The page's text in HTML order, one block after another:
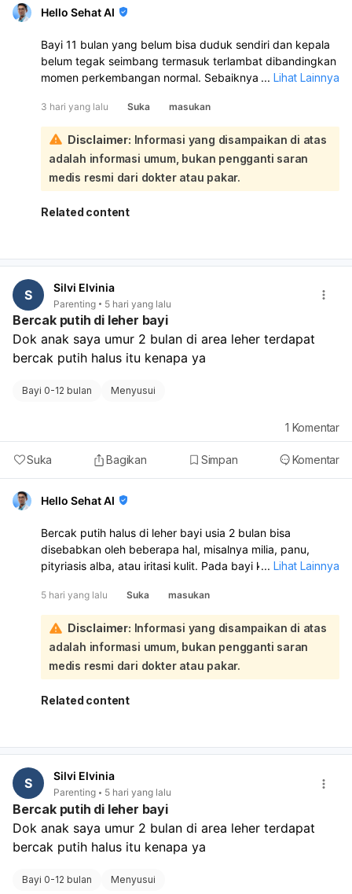
Hello Sehat AI
Bayi 11 bulan yang belum bisa duduk sendiri dan kepala
belum tegak seimbang termasuk terlambat dibandingkan
momen perkembangan normal. Sebaiknya tetap dipantau
tumbuh kembang, apalagi kalau kepala sering jatuh ke
belakang saat digendong.:
Pada usia 11 bulan, umumnya bayi sudah bisa duduk
tanpa bantuan, berganti posisi, dan mulai berdiri dengan
pegangan. Kalau baru belajar tripod saja, itu masih perlu
perhatian. Setiap anak memang beda, tapi kalau ada
keterlambatan motorik seperti ini jangan ditunda untuk
time, latih duduk dengan bantuan, ajak meraih mainan,
dipaksa, tapi juga jangan hanya menunggu. Kalau ada
riwayat bayi tampak lemas, sulit menegakkan kepala,
atau perkembangan lain juga terlambat, lebih baik kontrol
ke dokter spesialis anak, dan bila perlu ke tumbuh
kembang atau neurologi anak.
... Lihat Lainnya
3 hari yang lalu Suka masukan
Disclaimer: Informasi yang disampaikan di atas
adalah informasi umum, bukan pengganti saran
medis resmi dari dokter atau pakar.
Related content
S Silvi Elvinia
Parenting 5 hari yang lalu
Bercak putih di leher bayi
Dok anak saya umur 2 bulan di area leher terdapat
bercak putih halus itu kenapa ya
Bayi 0-12 bulan Menyusui
Suka Bagikan Simpan Komentar
1 Komentar
Hello Sehat AI
Bercak putih halus di leher bayi usia 2 bulan bisa
disebabkan oleh beberapa hal, misalnya milia, panu,
pityriasis alba, atau iritasi kulit. Pada bayi kecil, sering
di lipatan leher. Sebaiknya periksa ke dokter anak atau
dokter kulit untuk memastikan penyebabnya:
Sementara ini, jaga area leher bayi tetap bersih dan
kering, bersihkan lembut dengan air hangat, lalu
keringkan benar-benar setelah mandi atau setelah minum
susu. Hindari menggosok terlalu keras dan jangan
memakai obat sembarangan tanpa anjuran dokter. Jika
... Lihat Lainnya
5 hari yang lalu Suka masukan
Disclaimer: Informasi yang disampaikan di atas
adalah informasi umum, bukan pengganti saran
medis resmi dari dokter atau pakar.
Related content
S Silvi Elvinia
Parenting 5 hari yang lalu
Bercak putih di leher bayi
Dok anak saya umur 2 bulan di area leher terdapat
bercak putih halus itu kenapa ya
Bayi 0-12 bulan Menyusui